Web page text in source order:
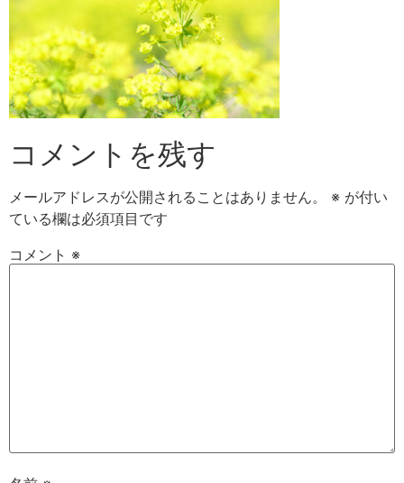
コメントを残す
メールアドレスが公開されることはありません。 ※ が付い
ている欄は必須項目です
コメント ※